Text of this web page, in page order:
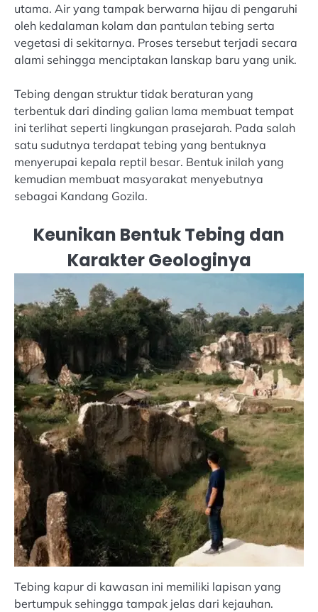
utama. Air yang tampak berwarna hijau di pengaruhi
oleh kedalaman kolam dan pantulan tebing serta
vegetasi di sekitarnya. Proses tersebut terjadi secara
alami sehingga menciptakan lanskap baru yang unik.
Tebing dengan struktur tidak beraturan yang
terbentuk dari dinding galian lama membuat tempat
ini terlihat seperti lingkungan prasejarah. Pada salah
satu sudutnya terdapat tebing yang bentuknya
menyerupai kepala reptil besar. Bentuk inilah yang
kemudian membuat masyarakat menyebutnya
sebagai Kandang Gozila.
Keunikan Bentuk Tebing dan
Karakter Geologinya
Tebing kapur di kawasan ini memiliki lapisan yang
bertumpuk sehingga tampak jelas dari kejauhan.